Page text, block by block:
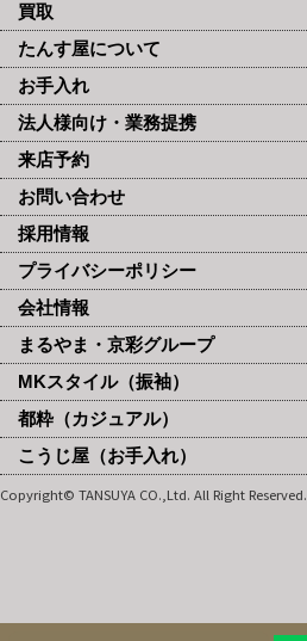
買取
たんす屋について
お手入れ
法人様向け・業務提携
来店予約
お問い合わせ
採用情報
プライバシーポリシー
会社情報
まるやま・京彩グループ
MKスタイル（振袖）
都粋（カジュアル）
こうじ屋（お手入れ）
Copyright© TANSUYA CO.,Ltd. All Right Reserved.